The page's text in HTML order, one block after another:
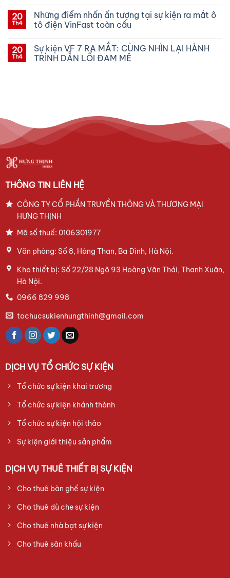
2019
NINE
|
DẤU
HOA
(TP.HCM)
bình
luận
ở
ô
tô
điện
sâu
20
Th4
Những điểm nhấn ấn tượng tại sự kiện ra mắt ô
tô điện VinFast toàn cầu
bình
luận
ở
mắt
tô
toàn
cầu
20
Th4
Sự kiện VF 7 RA MẮT: CÙNG NHÌN LẠI HÀNH
TRÌNH DẪN LỐI ĐAM MÊ
RA
MẮT:
CÙNG
HÀNH
TRÌNH
LỐI
ĐAM
THÔNG TIN LIÊN HỆ
CÔNG TY CỔ PHẦN TRUYỀN THÔNG VÀ THƯƠNG MẠI
HƯNG THỊNH
Mã số thuế: 0106301977
Văn phòng: Số 8, Hàng Than, Ba Đình, Hà Nội.
Kho thiết bị: Số 22/28 Ngõ 93 Hoàng Văn Thái, Thanh Xuân,
Hà Nội.
0966 829 998
tochucsukienhungthinh@gmail.com
DỊCH VỤ TỔ CHỨC SỰ KIỆN
Tổ chức sự kiện khai trương
Tổ chức sự kiện khánh thành
Tổ chức sự kiện hội thảo
Sự kiện giới thiệu sản phẩm
DỊCH VỤ THUÊ THIẾT BỊ SỰ KIỆN
Cho thuê bàn ghế sự kiện
Cho thuê dù che sự kiện
Cho thuê nhà bạt sự kiện
Cho thuê sân khấu